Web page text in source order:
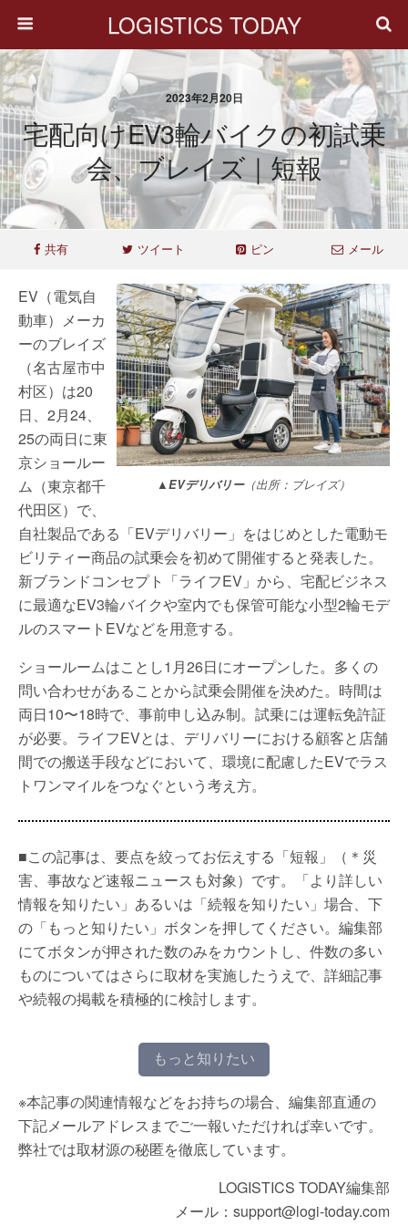
LOGISTICS TODAY
2023年2月20日
宅配向けEV3輪バイクの初試乗
会、ブレイズ｜短報
共有 ツイート ピン メール
▲EVデリバリー（出所：ブレイズ）
EV（電気自
動車）メーカ
ーのブレイズ
（名古屋市中
村区）は20
日、2月24、
25の両日に東
京ショールー
ム（東京都千
代田区）で、
自社製品である「EVデリバリー」をはじめとした電動モ
ビリティー商品の試乗会を初めて開催すると発表した。
新ブランドコンセプト「ライフEV」から、宅配ビジネス
に最適なEV3輪バイクや室内でも保管可能な小型2輪モデ
ルのスマートEVなどを用意する。
ショールームはことし1月26日にオープンした。多くの
問い合わせがあることから試乗会開催を決めた。時間は
両日10〜18時で、事前申し込み制。試乗には運転免許証
が必要。ライフEVとは、デリバリーにおける顧客と店舗
間での搬送手段などにおいて、環境に配慮したEVでラス
トワンマイルをつなぐという考え方。
■この記事は、要点を絞ってお伝えする「短報」（＊災
害、事故など速報ニュースも対象）です。「より詳しい
情報を知りたい」あるいは「続報を知りたい」場合、下
の「もっと知りたい」ボタンを押してください。編集部
にてボタンが押された数のみをカウントし、件数の多い
ものについてはさらに取材を実施したうえで、詳細記事
や続報の掲載を積極的に検討します。
もっと知りたい
※本記事の関連情報などをお持ちの場合、編集部直通の
下記メールアドレスまでご一報いただければ幸いです。
弊社では取材源の秘匿を徹底しています。
LOGISTICS TODAY編集部
メール：support@logi-today.com